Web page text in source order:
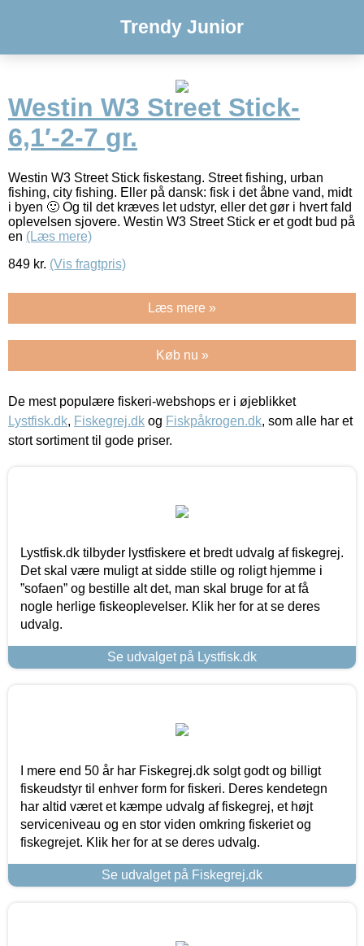
Trendy Junior
Westin W3 Street Stick-
6,1′-2-7 gr.
Westin W3 Street Stick fiskestang. Street fishing, urban
fishing, city fishing. Eller på dansk: fisk i det åbne vand, midt
i byen 🙂 Og til det kræves let udstyr, eller det gør i hvert fald
oplevelsen sjovere. Westin W3 Street Stick er et godt bud på
en (Læs mere)
849 kr. (Vis fragtpris)
Læs mere »
Køb nu »
De mest populære fiskeri-webshops er i øjeblikket
Lystfisk.dk, Fiskegrej.dk og Fiskpåkrogen.dk, som alle har et
stort sortiment til gode priser.
Lystfisk.dk tilbyder lystfiskere et bredt udvalg af fiskegrej.
Det skal være muligt at sidde stille og roligt hjemme i
”sofaen” og bestille alt det, man skal bruge for at få
nogle herlige fiskeoplevelser. Klik her for at se deres
udvalg.
Se udvalget på Lystfisk.dk
I mere end 50 år har Fiskegrej.dk solgt godt og billigt
fiskeudstyr til enhver form for fiskeri. Deres kendetegn
har altid været et kæmpe udvalg af fiskegrej, et højt
serviceniveau og en stor viden omkring fiskeriet og
fiskegrejet. Klik her for at se deres udvalg.
Se udvalget på Fiskegrej.dk